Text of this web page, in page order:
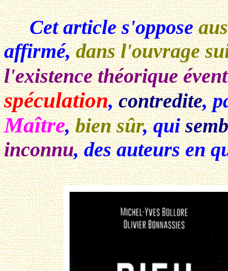
Cet article s'oppose
affirmé,dans l'ouvrage
l'existence théorique
spéculation,contredite,
Maître,bien sûr, qui
inconnu, des auteurs en